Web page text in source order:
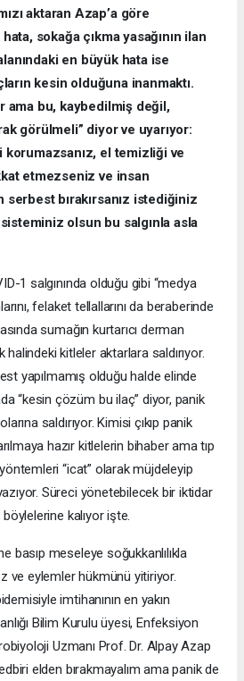
aktaran Azap’a göre
sokağa çıkma yasağının ilan
en büyük hata ise
kesin olduğuna inanmaktı.
ama bu, kaybedilmiş değil,
görülmeli” diyor ve uyarıyor:
korumazsanız, el temizliği ve
etmezseniz ve insan
bırakırsanız istediğiniz
olsun bu salgınla asla
1 salgınında olduğu gibi “medya
felaket tellallarını da beraberinde
sumağın kurtarıcı derman
kitleler aktarlara saldırıyor.
yapılmamış olduğu halde elinde
“kesin çözüm bu ilaç” diyor, panik
saldırıyor. Kimisi çıkıp panik
hazır kitlelerin bihaber ama tıp
“icat” olarak müjdeleyip
Süreci yönetebilecek bir iktidar
böylelerine kalıyor işte.
basıp meseleye soğukkanlılıkla
ve eylemler hükmünü yitiriyor.
imtihanının en yakın
Bilim Kurulu üyesi, Enfeksiyon
Uzmanı Prof. Dr. Alpay Azap
elden bırakmayalım ama panik de